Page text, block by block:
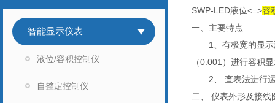
智能显示仪表
液位/容积控制仪
自整定控制仪
SWP-LED液位<=>容
一、主要特点
1、有极宽的显示
（0.001）进行容积
2、 查表法进行运
二、 仪表外形及接